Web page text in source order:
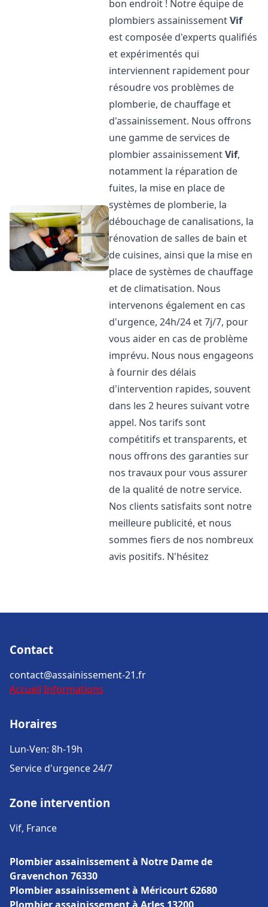
bon endroit ! Notre équipe de
plombiers assainissementVif
est composée d'experts qualifiés
et expérimentés qui
interviennent rapidement pour
résoudre vos problèmes de
plomberie, de chauffage et
d'assainissement. Nous offrons
une gamme de services de
plombier assainissementVif,
notamment la réparation de
fuites, la mise en place de
systèmes de plomberie, la
débouchage de canalisations, la
rénovation de salles de bain et
de cuisines, ainsi que la mise en
place de systèmes de chauffage
et de climatisation. Nous
intervenons également en cas
d'urgence, 24h/24 et 7j/7, pour
vous aider en cas de problème
imprévu. Nous nous engageons
à fournir des délais
d'intervention rapides, souvent
dans les 2 heures suivant votre
appel. Nos tarifs sont
compétitifs et transparents, et
nous offrons des garanties sur
nos travaux pour vous assurer
de la qualité de notre service.
Nos clients satisfaits sont notre
meilleure publicité, et nous
sommes fiers de nos nombreux
avis positifs. N'hésitez
Contact
contact@assainissement-21.fr
Accueil Informations
Horaires
Lun-Ven: 8h-19h
Service d'urgence 24/7
Zone intervention
Vif, France
Plombier assainissement à Notre Dame de
Gravenchon 76330
Plombier assainissement à Méricourt 62680